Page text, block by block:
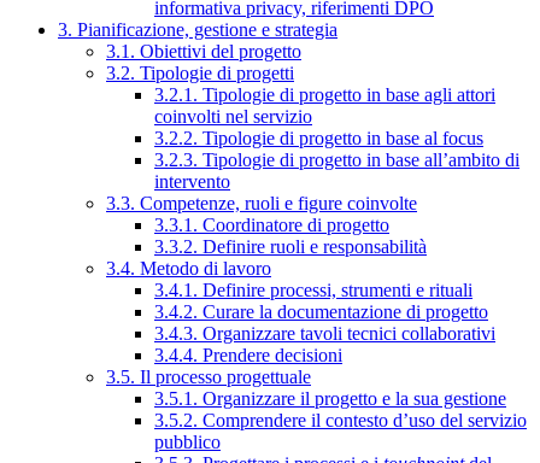
informativa privacy, riferimenti DPO
3. Pianificazione, gestione e strategia
3.1. Obiettivi del progetto
3.2. Tipologie di progetti
3.2.1. Tipologie di progetto in base agli attori
coinvolti nel servizio
3.2.2. Tipologie di progetto in base al focus
3.2.3. Tipologie di progetto in base all’ambito di
intervento
3.3. Competenze, ruoli e figure coinvolte
3.3.1. Coordinatore di progetto
3.3.2. Definire ruoli e responsabilità
3.4. Metodo di lavoro
3.4.1. Definire processi, strumenti e rituali
3.4.2. Curare la documentazione di progetto
3.4.3. Organizzare tavoli tecnici collaborativi
3.4.4. Prendere decisioni
3.5. Il processo progettuale
3.5.1. Organizzare il progetto e la sua gestione
3.5.2. Comprendere il contesto d’uso del servizio
pubblico